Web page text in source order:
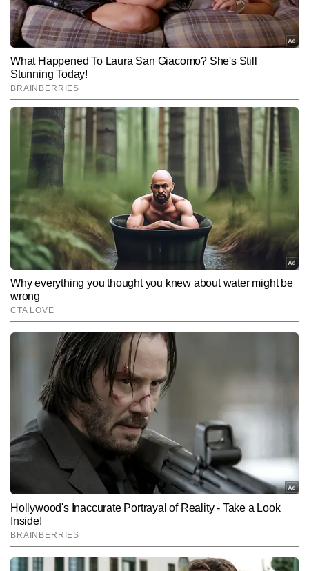
Hindi NewsBusiness
End of Article
गौरव तिवारी
गौरव तिवारी टाइम्स नाउ नवभारत डिजिटल में टेक और ऑटो बीट को कवर करते
हैं। मीडिया इंडस्ट्री में 9 वर्षों के अनुभव के साथ, गौरव तकनीकी दुनिया की तेजी से
बदलती जानकारियो को सरल और समझने योग्य भाषा में पेश करने के लिए जाने जाते
हैं। वह गैजेट रिव्यू, टेलिकॉम अपडेट्स, आर्टिफिशियल इंटेलिजेंस, साइबर क्राइम,
टिप्स एंड ट्रिक्स, ई-कॉमर्स और ऑटोमोबाइल सेक्टर की महत्वपूर्ण खबरों पर
लगातार काम करते हैं। गौरव अब तक 10,000 से अधिक आर्टिकल्स लिख चुके
हैं। उनकी स्टोरीज न सिर्फ टेक-सेवी पाठकों के लिए उपयोगी होती हैं, बल्कि आम
यूजर्स को भी नई तकनीक समझने और अपनाने में मदद करती हैं।
Follow Us:
Subscribe to our daily Newsletter!
SUBMIT